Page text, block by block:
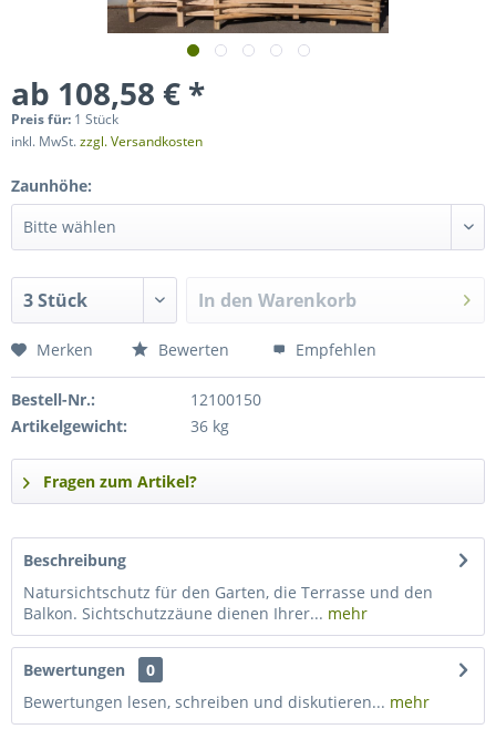
ab 108,58 € *
Preis für: 1 Stück
inkl. MwSt.zzgl. Versandkosten
Zaunhöhe:
In den Warenkorb
Merken Bewerten Empfehlen
Bestell-Nr.:
12100150
Artikelgewicht:
36 kg
Fragen zum Artikel?
Beschreibung
Natursichtschutz für den Garten, die Terrasse und den
Balkon. Sichtschutzzäune dienen Ihrer... mehr
Bewertungen
0
Bewertungen lesen, schreiben und diskutieren... mehr